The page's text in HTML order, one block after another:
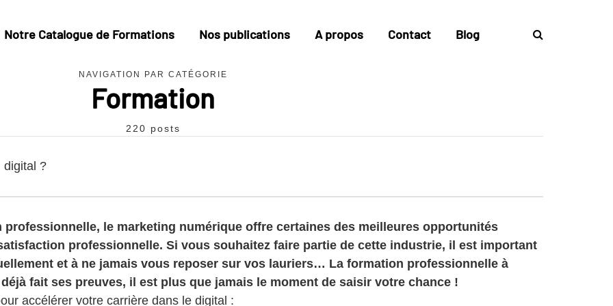
Notre Catalogue de Formations Nos publications A propos Contact Blog
NAVIGATION PAR CATÉGORIE
Formation
220 posts
digital ?
le marketing numérique offre certaines des meilleures opportunités
professionnelle. Si vous souhaitez faire partie de cette industrie, il est important
et à ne jamais vous reposer sur vos lauriers… La formation professionnelle à
fait ses preuves, il est plus que jamais le moment de saisir votre chance !
accélérer votre carrière dans le digital :